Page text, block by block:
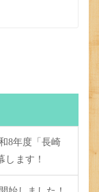
8年度「長崎
します！